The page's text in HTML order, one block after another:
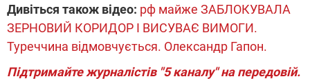
Дивіться також відео: рф майже ЗАБЛОКУВАЛА
ЗЕРНОВИЙ КОРИДОР І ВИСУВАЄ ВИМОГИ.
Туреччина відмовчується. Олександр Гапон.
Підтримайте журналістів "5 каналу" на передовій.